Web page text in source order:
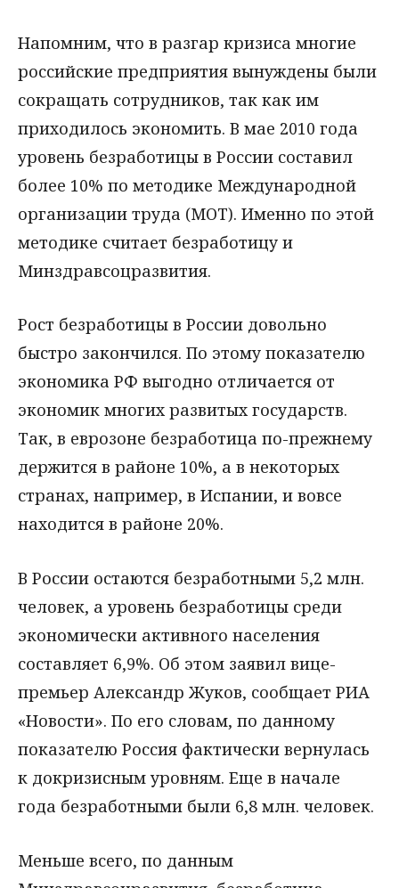
Напомним, что в разгар кризиса многие
российские предприятия вынуждены были
сокращать сотрудников, так как им
приходилось экономить. В мае 2010 года
уровень безработицы в России составил
более 10% по методике Международной
организации труда (МОТ). Именно по этой
методике считает безработицу и
Минздравсоцразвития.
Рост безработицы в России довольно
быстро закончился. По этому показателю
экономика РФ выгодно отличается от
экономик многих развитых государств.
Так, в еврозоне безработица по-прежнему
держится в районе 10%, а в некоторых
странах, например, в Испании, и вовсе
находится в районе 20%.
В России остаются безработными 5,2 млн.
человек, а уровень безработицы среди
экономически активного населения
составляет 6,9%. Об этом заявил вице-
премьер Александр Жуков, сообщает РИА
«Новости». По его словам, по данному
показателю Россия фактически вернулась
к докризисным уровням. Еще в начале
года безработными были 6,8 млн. человек.
Меньше всего, по данным